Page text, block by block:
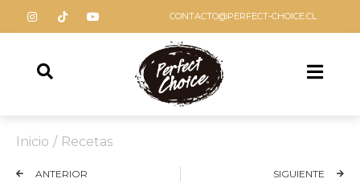
CONTACTO@PERFECT-CHOICE.CL
Inicio / Recetas
ANTERIOR SIGUIENTE